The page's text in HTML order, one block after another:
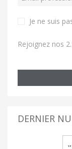
Je ne suis
Rejoignez nos
DERNIER